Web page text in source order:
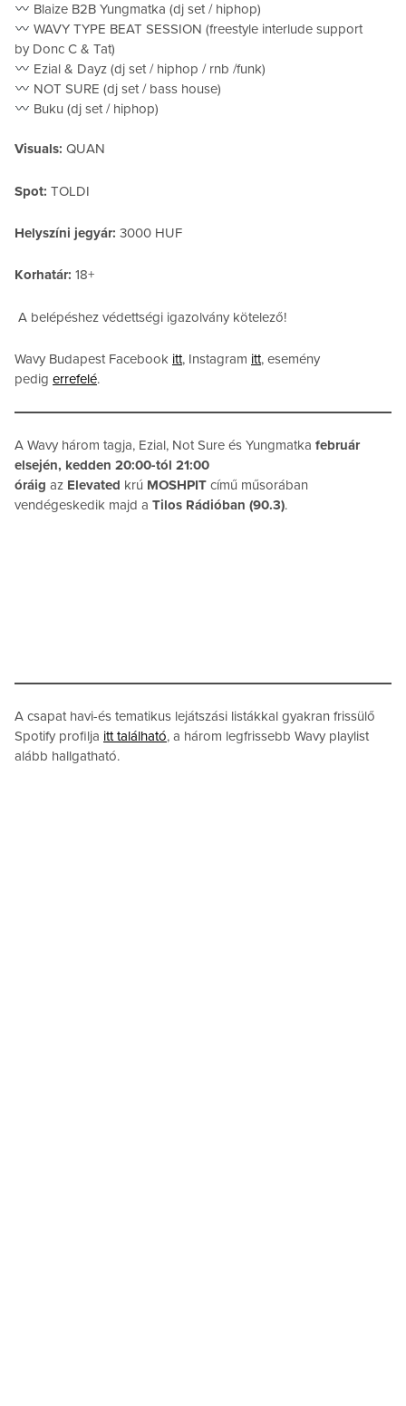
Blaize B2B Yungmatka (dj set / hiphop)
WAVY TYPE BEAT SESSION (freestyle interlude support
by Donc C & Tat)
Ezial & Dayz (dj set / hiphop / rnb /funk)
NOT SURE (dj set / bass house)
Buku (dj set / hiphop)
Visuals: QUAN
Spot: TOLDI
Helyszíni jegyár: 3000 HUF
Korhatár: 18+
A belépéshez védettségi igazolvány kötelező!
Wavy Budapest Facebook itt, Instagram itt, esemény
pedig errefelé.
A Wavy három tagja, Ezial, Not Sure és Yungmatka február
elsején, kedden 20:00-tól 21:00
óráig az Elevated krú MOSHPIT című műsorában
vendégeskedik majd a Tilos Rádióban (90.3).
A csapat havi-és tematikus lejátszási listákkal gyakran frissülő
Spotify profilja itt található, a három legfrissebb Wavy playlist
alább hallgatható.